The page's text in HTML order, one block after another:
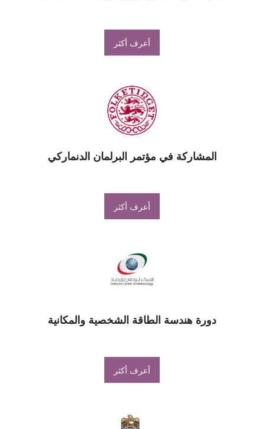
أعرف أكثر
المشاركة في مؤتمر البرلمان الدنماركي
أعرف أكثر
دورة هندسة الطاقة الشخصية والمكانية
أعرف أكثر